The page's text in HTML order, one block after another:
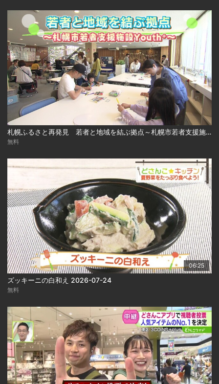
札幌ふるさと再発見 若者と地域を結ぶ拠点～札幌市若者支援施設 Youth⁺～2026年7月25日放送
無料
06:25
ズッキーニの白和え 2026-07-24
無料